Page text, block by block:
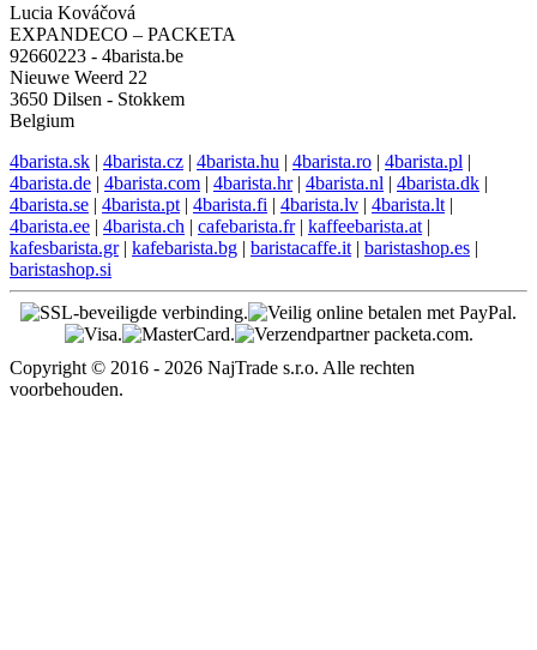
Lucia Kováčová
EXPANDECO – PACKETA
92660223 - 4barista.be
Nieuwe Weerd 22
3650 Dilsen - Stokkem
Belgium
4barista.sk | 4barista.cz | 4barista.hu | 4barista.ro | 4barista.pl |
4barista.de | 4barista.com | 4barista.hr| 4barista.nl | 4barista.dk |
4barista.se | 4barista.pt | 4barista.fi | 4barista.lv | 4barista.lt |
4barista.ee | 4barista.ch | cafebarista.fr| kaffeebarista.at |
kafesbarista.gr| kafebarista.bg | baristacaffe.it | baristashop.es |
baristashop.si
Copyright © 2016 - 2026 NajTrade s.r.o. Alle rechten
voorbehouden.